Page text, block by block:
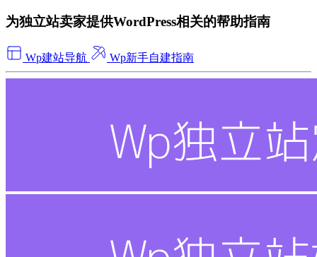
为独立站卖家提供WordPress相关的帮助指南
Wp建站导航 Wp新手自建指南